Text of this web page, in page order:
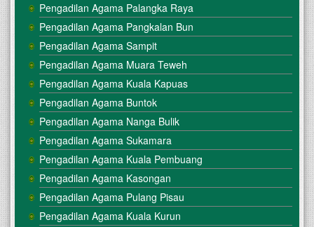
Pengadilan Agama Palangka Raya
Pengadilan Agama Pangkalan Bun
Pengadilan Agama Sampit
Pengadilan Agama Muara Teweh
Pengadilan Agama Kuala Kapuas
Pengadilan Agama Buntok
Pengadilan Agama Nanga Bulik
Pengadilan Agama Sukamara
Pengadilan Agama Kuala Pembuang
Pengadilan Agama Kasongan
Pengadilan Agama Pulang Pisau
Pengadilan Agama Kuala Kurun